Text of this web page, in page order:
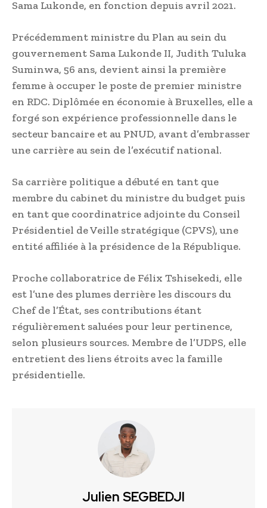
Sama Lukonde, en fonction depuis avril 2021.
Précédemment ministre du Plan au sein du
gouvernement Sama Lukonde II, Judith Tuluka
Suminwa, 56 ans, devient ainsi la première
femme à occuper le poste de premier ministre
en RDC. Diplômée en économie à Bruxelles, elle a
forgé son expérience professionnelle dans le
secteur bancaire et au PNUD, avant d’embrasser
une carrière au sein de l’exécutif national.
Sa carrière politique a débuté en tant que
membre du cabinet du ministre du budget puis
en tant que coordinatrice adjointe du Conseil
Présidentiel de Veille stratégique (CPVS), une
entité affiliée à la présidence de la République.
Proche collaboratrice de Félix Tshisekedi, elle
est l’une des plumes derrière les discours du
Chef de l’État, ses contributions étant
régulièrement saluées pour leur pertinence,
selon plusieurs sources. Membre de l’UDPS, elle
entretient des liens étroits avec la famille
présidentielle.
Julien SEGBEDJI